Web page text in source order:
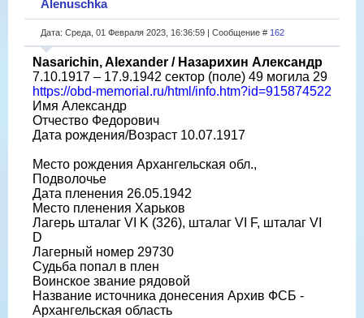
Alenuschka
Дата: Среда, 01 Февраля 2023, 16:36:59 | Сообщение # 162
Nasarichin, Alexander / Назарихин Александр
7.10.1917 – 17.9.1942 сектор (поле) 49 могила 29
https://obd-memorial.ru/html/info.htm?id=915874522
Имя Александр
Отчество Федорович
Дата рождения/Возраст 10.07.1917
Место рождения Архангельская обл.,
Подволочье
Дата пленения 26.05.1942
Место пленения Харьков
Лагерь шталаг VI K (326), шталаг VI F, шталаг VI
D
Лагерный номер 29730
Судьба попал в плен
Воинское звание рядовой
Название источника донесения Архив ФСБ -
Архангельская область